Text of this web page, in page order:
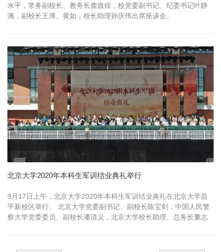
水平，常务副校长、教务长龚旗煌，校党委副书记、纪委书记叶静
漪，副校长王博、黄如，校长助理孙庆伟出席座谈会。
北京大学2020年本科生军训结业典礼举行
9月17日上午，北京大学2020年本科生军训结业典礼在北京大学昌
平新校区举行。 北京大学党委副书记、副校长陈宝剑，中国人民警
察大学党委委员、副校长潘清义，北京大学校长助理、总务长董志